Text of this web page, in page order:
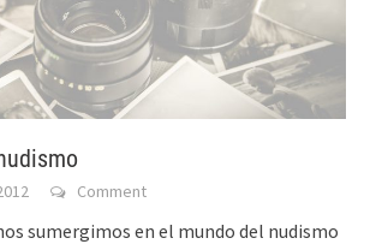
Comment
sumergimos en el mundo del nudismo